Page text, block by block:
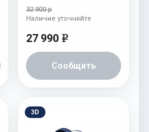
Green
32 900 р
27 990 e
Сообщить
Наличие уточняйте
3D